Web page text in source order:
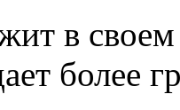
в
более